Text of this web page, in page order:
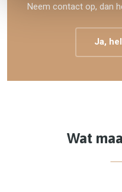
Neem contact op, dan
Ja,
Wat